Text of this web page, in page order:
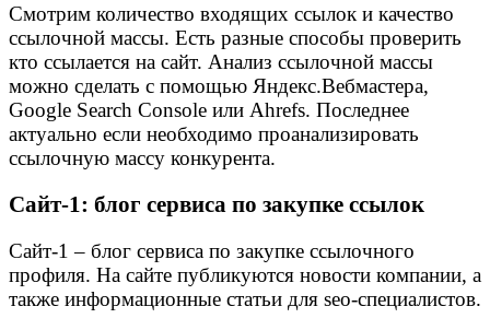
Смотрим количество входящих ссылок и качество
ссылочной массы. Есть разные способы проверить
кто ссылается на сайт. Анализ ссылочной массы
можно сделать с помощью Яндекс.Вебмастера,
Google Search Console или Ahrefs. Последнее
актуально если необходимо проанализировать
ссылочную массу конкурента.
Сайт-1: блог сервиса по закупке ссылок
Сайт-1 – блог сервиса по закупке ссылочного
профиля. На сайте публикуются новости компании, а
также информационные статьи для seo-специалистов.